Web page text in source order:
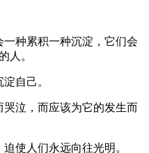
种累积一种沉淀，它们会
人。
自己。
泣，而应该为它的发生而
使人们永远向往光明。